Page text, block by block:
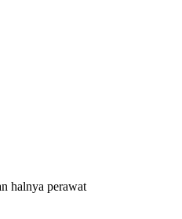
halnya perawat